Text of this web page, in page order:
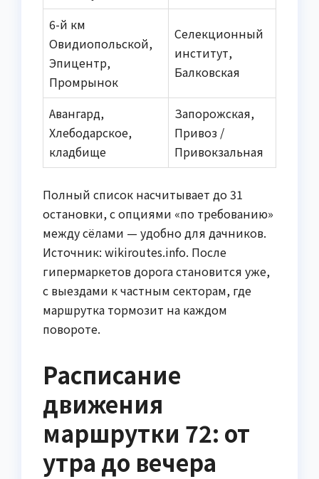
6-й км
Овидиопольской,
Эпицентр,
Промрынок
Селекционный
институт,
Балковская
Авангард,
Хлебодарское,
кладбище
Запорожская,
Привоз /
Привокзальная
Полный список насчитывает до 31
остановки, с опциями «по требованию»
между сёлами — удобно для дачников.
Источник: wikiroutes.info. После
гипермаркетов дорога становится уже,
с выездами к частным секторам, где
маршрутка тормозит на каждом
повороте.
Расписание
движения
маршрутки 72: от
утра до вечера